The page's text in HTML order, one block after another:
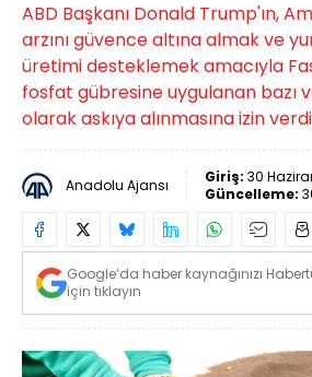
ABD Başkanı Donald Trump'ın,
arzını güvence altına almak ve
üretimi desteklemek amacıyla
fosfat gübresine uygulanan bazı
olarak askıya alınmasına izin
Anadolu Ajansı Giriş: 30
Güncelleme:
Google’da haber kaynağınızı
için tıklayın